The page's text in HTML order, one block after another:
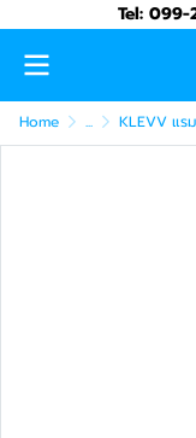
Tel: 099-
Home ... KLEVV แรม